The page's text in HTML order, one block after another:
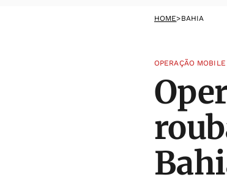
HOME>BAHIA
OPERAÇÃO MOBILE